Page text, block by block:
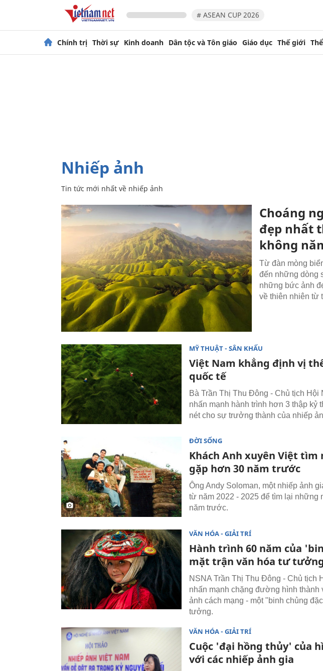
# ASEAN CUP 2026
Chính trị Thời sự Kinh doanh Dân tộc và Tôn giáo Giáo dục Thế giới
nhiếp ảnh
Tin tức mới nhất về nhiếp ảnh
Choáng
đẹp nhất
không
Từ đàn mòng
đến những dòng
những bức ảnh
về thiên nhiên từ
MỸ THUẬT - SÂN KHẤU
Việt Nam khẳng định vị
quốc tế
Bà Trần Thị Thu Đông - Chủ tịch Hội
nhấn mạnh hành trình hơn 3 thập kỷ
nét cho sự trưởng thành của nhiếp
ĐỜI SỐNG
Khách Anh xuyên Việt
gặp hơn 30 năm trước
Ông Andy Soloman, một nhiếp ảnh
từ năm 2022 - 2025 để tìm lại
năm trước.
VĂN HÓA - GIẢI TRÍ
Hành trình 60 năm của
mặt trận văn hóa tư
NSNA Trần Thị Thu Đông - Chủ tịch
nhấn mạnh chặng đường hình
ảnh cách mạng - một "binh chủng
tưởng.
VĂN HÓA - GIẢI TRÍ
Cuộc 'đại hồng thủy' của
với các nhiếp ảnh gia